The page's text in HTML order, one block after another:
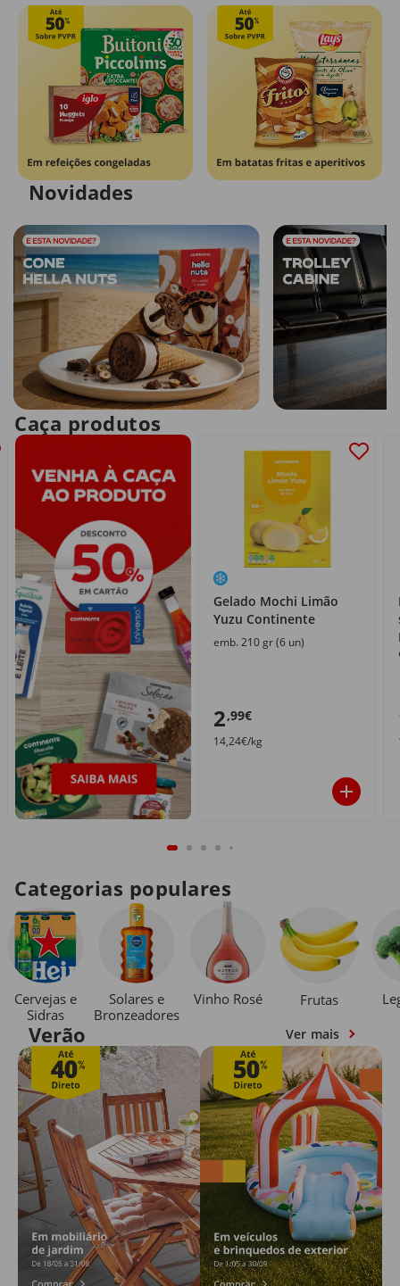
Novidades
Caça produtos
Gelado Mochi Limão
Yuzu Continente
emb. 210 gr (6 un)
2,99€
14,24€/kg
Categorias populares
Cervejas e
Sidras
Solares e
Bronzeadores
Vinho Rosé Frutas
Verão Ver mais